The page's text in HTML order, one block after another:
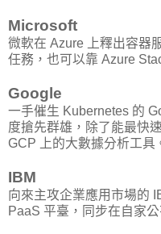
Microsoft
微軟在 Azure 上釋出容器
任務，也可以靠 Azure
Google
一手催生 Kubernetes 的
度搶先群雄，除了能最快
GCP 上的大數據分析工具
IBM
向來主攻企業應用市場的
PaaS 平臺，同步在自家